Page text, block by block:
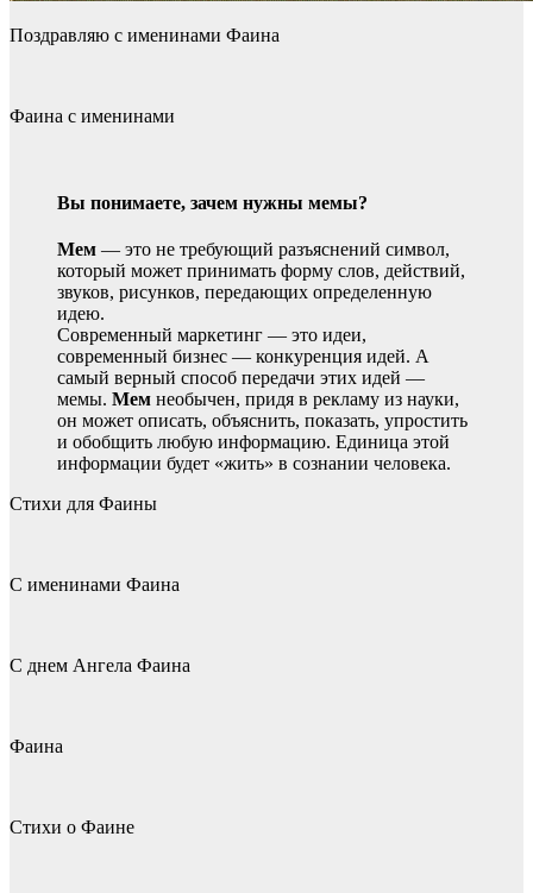
Поздравляю с именинами Фаина
Фаина с именинами
Вы понимаете, зачем нужны мемы?
Мем — это не требующий разъяснений символ,
который может принимать форму слов, действий,
звуков, рисунков, передающих определенную
идею.
Современный маркетинг — это идеи,
современный бизнес — конкуренция идей. А
самый верный способ передачи этих идей —
мемы. Мем необычен, придя в рекламу из науки,
он может описать, объяснить, показать, упростить
и обобщить любую информацию. Единица этой
информации будет «жить» в сознании человека.
Стихи для Фаины
С именинами Фаина
С днем Ангела Фаина
Фаина
Стихи о Фаине